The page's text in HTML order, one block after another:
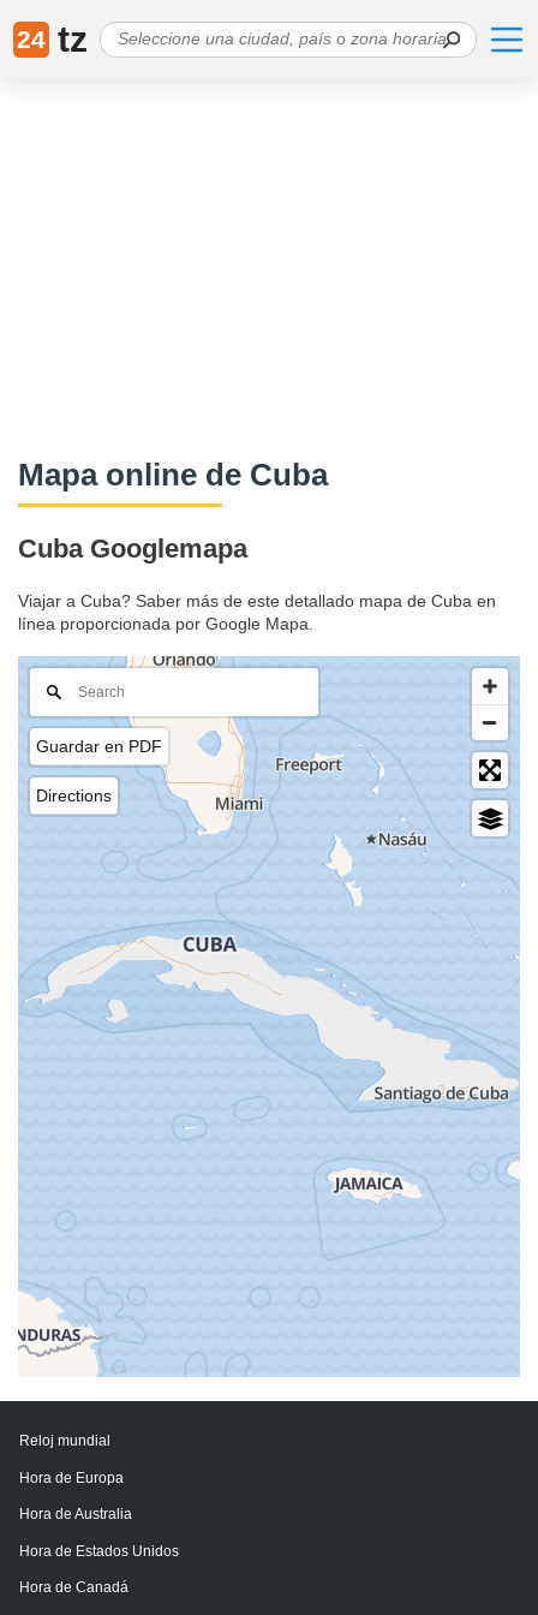
24 tz
Mapa online de Cuba
Cuba Googlemapa
Viajar a Cuba? Saber más de este detallado mapa de Cuba en
línea proporcionada por Google Mapa.
Guardar en PDF
Directions
Reloj mundial
Hora de Europa
Hora de Australia
Hora de Estados Unidos
Hora de Canadá